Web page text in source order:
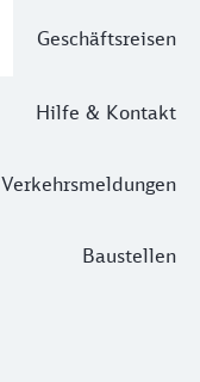
Geschäftsreisen
Hilfe & Kontakt
Verkehrsmeldungen
Baustellen